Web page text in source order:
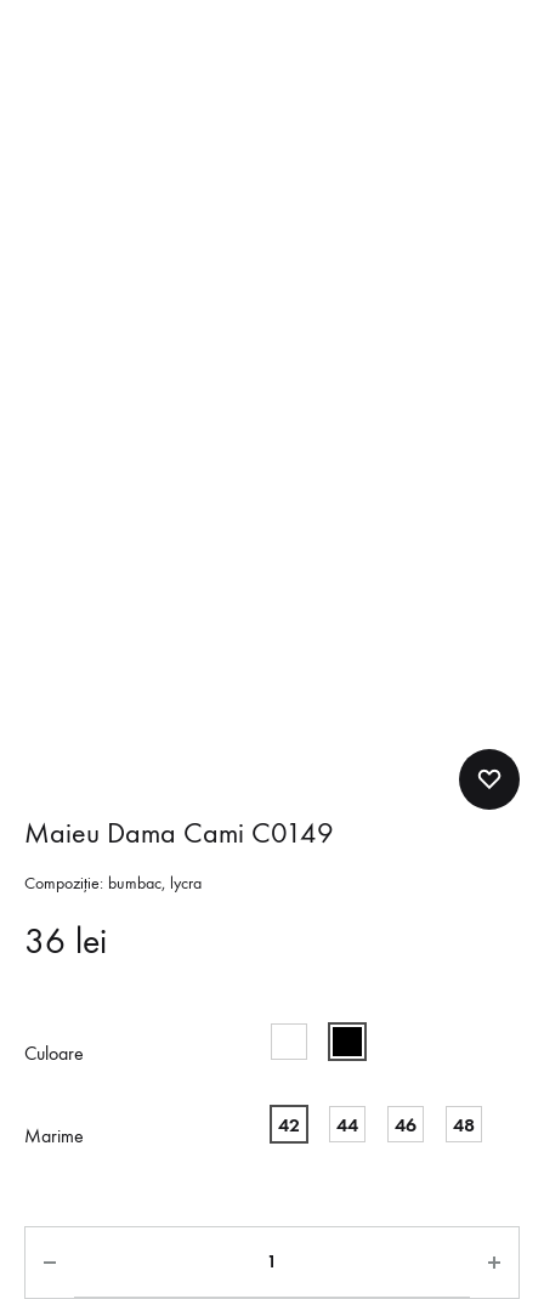
Maieu Dama Cami C0149
Compoziție: bumbac, lycra
36 lei
Culoare
Marime 42 44 46 48